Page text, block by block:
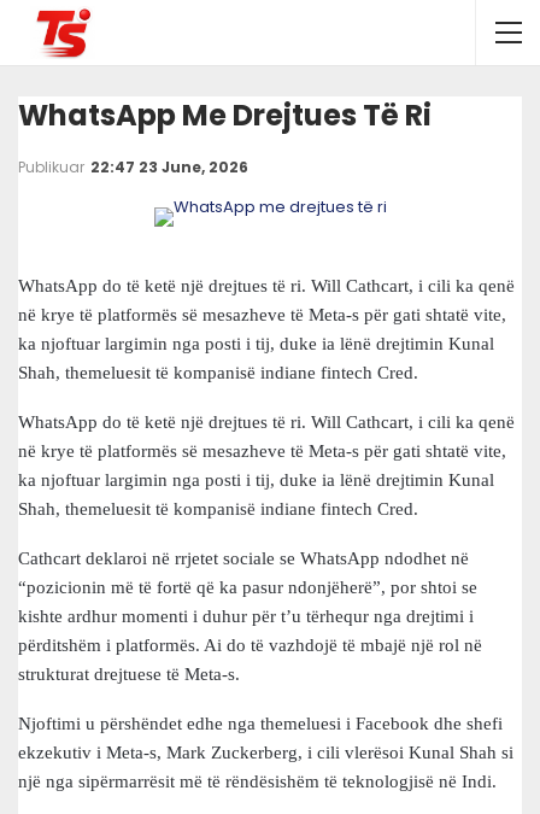
WhatsApp Me Drejtues Të Ri
Publikuar 22:47 23 June, 2026
WhatsApp do të ketë një drejtues të ri. Will Cathcart, i cili ka qenë
në krye të platformës së mesazheve të Meta-s për gati shtatë vite,
ka njoftuar largimin nga posti i tij, duke ia lënë drejtimin Kunal
Shah, themeluesit të kompanisë indiane fintech Cred.
WhatsApp do të ketë një drejtues të ri. Will Cathcart, i cili ka qenë
në krye të platformës së mesazheve të Meta-s për gati shtatë vite,
ka njoftuar largimin nga posti i tij, duke ia lënë drejtimin Kunal
Shah, themeluesit të kompanisë indiane fintech Cred.
Cathcart deklaroi në rrjetet sociale se WhatsApp ndodhet në
“pozicionin më të fortë që ka pasur ndonjëherë”, por shtoi se
kishte ardhur momenti i duhur për t’u tërhequr nga drejtimi i
përditshëm i platformës. Ai do të vazhdojë të mbajë një rol në
strukturat drejtuese të Meta-s.
Njoftimi u përshëndet edhe nga themeluesi i Facebook dhe shefi
ekzekutiv i Meta-s, Mark Zuckerberg, i cili vlerësoi Kunal Shah si
një nga sipërmarrësit më të rëndësishëm të teknologjisë në Indi.